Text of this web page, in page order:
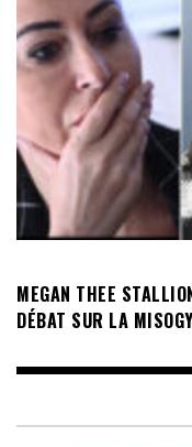
MEGAN THEE
DÉBAT SUR LA